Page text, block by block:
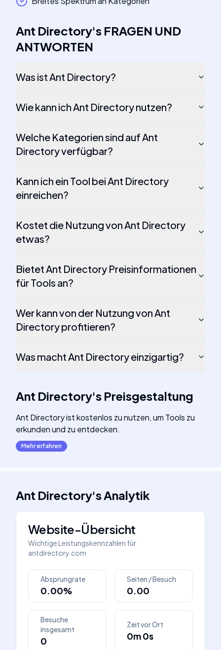
Ant Directory's FRAGEN UND
ANTWORTEN
Was ist Ant Directory?
Wie kann ich Ant Directory nutzen?
Welche Kategorien sind auf Ant
Directory verfügbar?
Kann ich ein Tool bei Ant Directory
einreichen?
Kostet die Nutzung von Ant Directory
etwas?
Bietet Ant Directory Preisinformationen
für Tools an?
Wer kann von der Nutzung von Ant
Directory profitieren?
Was macht Ant Directory einzigartig?
Ant Directory's Preisgestaltung
Ant Directory ist kostenlos zu nutzen, um Tools zu
erkunden und zu entdecken.
Mehr erfahren
Ant Directory'sAnalytik
Website-Übersicht
Wichtige Leistungskennzahlen für
antdirectory.com
Absprungrate
0.00%
Seiten / Besuch
0.00
Besuche
insgesamt
0
Zeit vor Ort
0m 0s